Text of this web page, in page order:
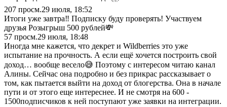
207 просм.29 июля, 18:52
Итоги уже завтра‼️ Подписку буду проверять! Участвуем
друзья Розыгрыш 500 рублей💸
57 просм.29 июля, 18:48
Иногда мне кажется, что декрет и Wildberries это уже
испытание на прочность. А если ещё хочется построить свой
доход… вообще весело😅 Поэтому с интересом читаю канал
Алины. Сейчас она подробно и без прикрас рассказывает о
том, как пытается выйти на доход от блогерства. Она в начале
пути и от этого еще интереснее. И не смотря на 600 -
1500подписчиков к ней поступают уже заявки на интеграции.